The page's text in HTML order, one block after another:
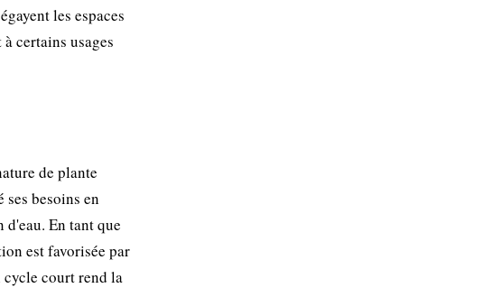
les espaces
certains usages
de plante
besoins en
En tant que
est favorisée par
cycle court rend la